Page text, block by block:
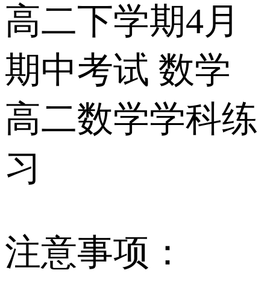
高二下学期4月
期中考试 数学
高二数学学科练
习
注意事项：